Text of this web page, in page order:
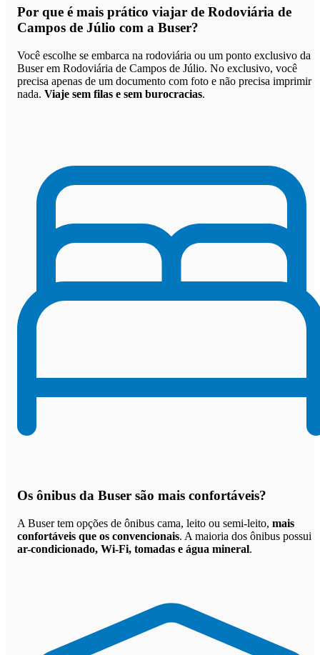
Por que é mais prático viajar de Rodoviária de
Campos de Júlio com a Buser?
Você escolhe se embarca na rodoviária ou um ponto exclusivo da
Buser em Rodoviária de Campos de Júlio. No exclusivo, você
precisa apenas de um documento com foto e não precisa imprimir
nada. Viaje sem filas e sem burocracias.
Os ônibus da Buser são mais confortáveis?
A Buser tem opções de ônibus cama, leito ou semi-leito, mais
confortáveis que os convencionais. A maioria dos ônibus possui
ar-condicionado, Wi-Fi, tomadas e água mineral.